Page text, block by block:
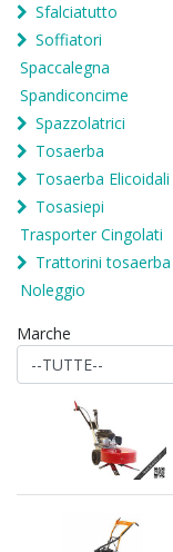
Sfalciatutto
Soffiatori
Spaccalegna
Spandiconcime
Spazzolatrici
Tosaerba
Tosaerba Elicoidali
Tosasiepi
Trasporter Cingolati
Trattorini tosaerba
Noleggio
Marche